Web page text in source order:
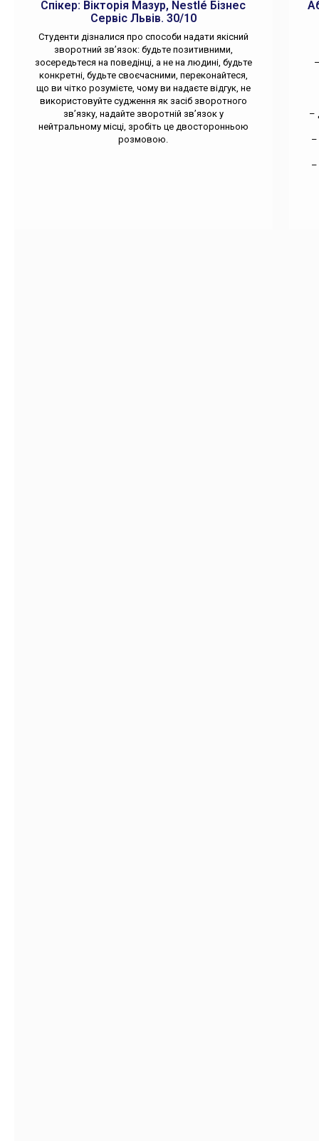
Спікер: Вікторія Мазур, Nestlé Бізнес
Сервіс Львів. 30/10
Студенти дізналися про способи надати якісний
зворотний зв’язок: будьте позитивними,
зосередьтеся на поведінці, а не на людині, будьте
конкретні, будьте своєчасними, переконайтеся,
що ви чітко розумієте, чому ви надаєте відгук, не
використовуйте судження як засіб зворотного
зв’язку, надайте зворотній зв’язок у
нейтральному місці, зробіть це двосторонньою
розмовою.
–
–
–